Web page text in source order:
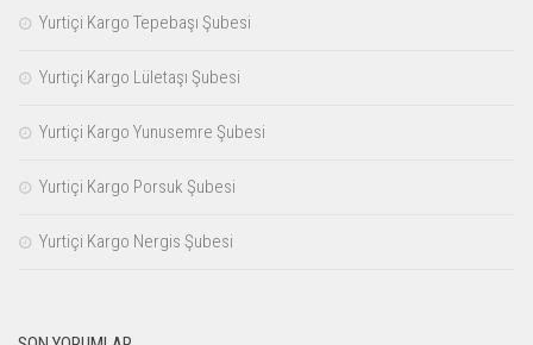
Yurtiçi Kargo Tepebaşı Şubesi
Yurtiçi Kargo Lületaşı Şubesi
Yurtiçi Kargo Yunusemre Şubesi
Yurtiçi Kargo Porsuk Şubesi
Yurtiçi Kargo Nergis Şubesi